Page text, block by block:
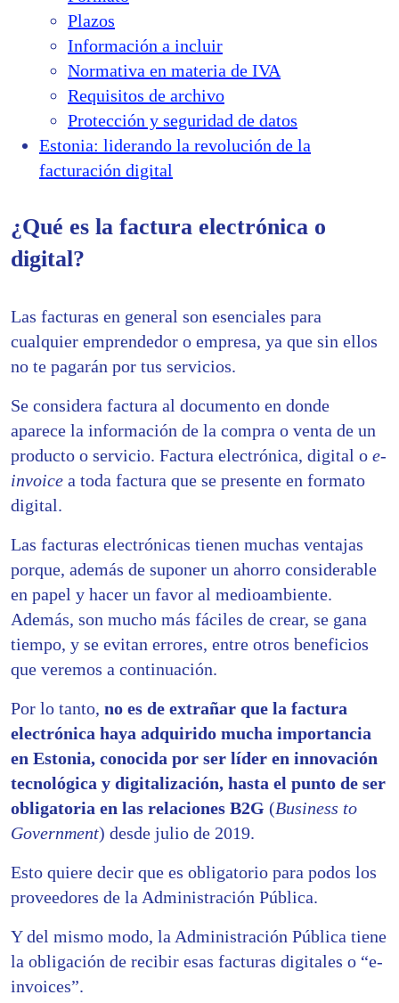
Plazos
Información a incluir
Normativa en materia de IVA
Requisitos de archivo
Protección y seguridad de datos
Estonia: liderando la revolución de la
facturación digital
¿Qué es la factura electrónica o
digital?
Las facturas en general son esenciales para
cualquier emprendedor o empresa, ya que sin ellos
no te pagarán por tus servicios.
Se considera factura al documento en donde
aparece la información de la compra o venta de un
producto o servicio. Factura electrónica, digital o e-
invoice a toda factura que se presente en formato
digital.
Las facturas electrónicas tienen muchas ventajas
porque, además de suponer un ahorro considerable
en papel y hacer un favor al medioambiente.
Además, son mucho más fáciles de crear, se gana
tiempo, y se evitan errores, entre otros beneficios
que veremos a continuación.
Por lo tanto, no es de extrañar que la factura
electrónica haya adquirido mucha importancia
en Estonia, conocida por ser líder en innovación
tecnológica y digitalización, hasta el punto de ser
obligatoria en las relaciones B2G (Business to
Government) desde julio de 2019.
Esto quiere decir que es obligatorio para podos los
proveedores de la Administración Pública.
Y del mismo modo, la Administración Pública tiene
la obligación de recibir esas facturas digitales o “e-
invoices”.